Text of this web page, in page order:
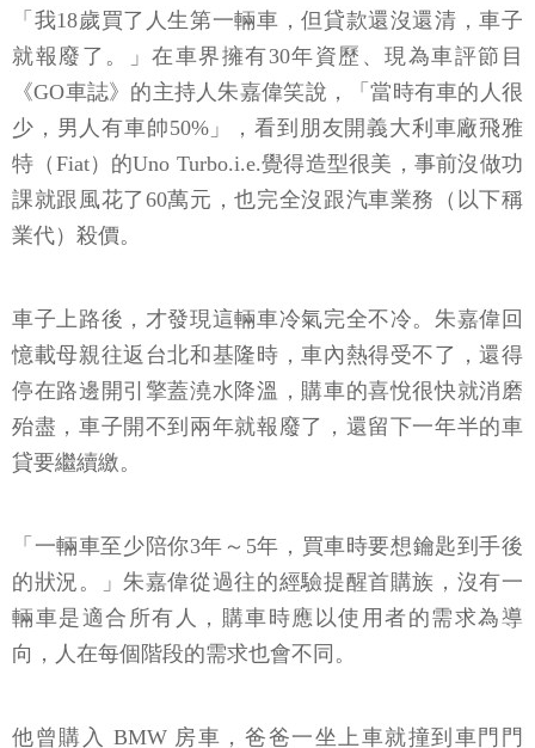
「我18歲買了人生第一輛車，但貸款還沒還清，車子
就報廢了。」在車界擁有30年資歷、現為車評節目
《GO車誌》的主持人朱嘉偉笑說，「當時有車的人很
少，男人有車帥50%」，看到朋友開義大利車廠飛雅
特（Fiat）的Uno Turbo.i.e.覺得造型很美，事前沒做功
課就跟風花了60萬元，也完全沒跟汽車業務（以下稱
業代）殺價。
車子上路後，才發現這輛車冷氣完全不冷。朱嘉偉回
憶載母親往返台北和基隆時，車內熱得受不了，還得
停在路邊開引擎蓋澆水降溫，購車的喜悅很快就消磨
殆盡，車子開不到兩年就報廢了，還留下一年半的車
貸要繼續繳。
「一輛車至少陪你3年～5年，買車時要想鑰匙到手後
的狀況。」朱嘉偉從過往的經驗提醒首購族，沒有一
輛車是適合所有人，購車時應以使用者的需求為導
向，人在每個階段的需求也會不同。
他曾購入 BMW 房車，爸爸一坐上車就撞到車門門